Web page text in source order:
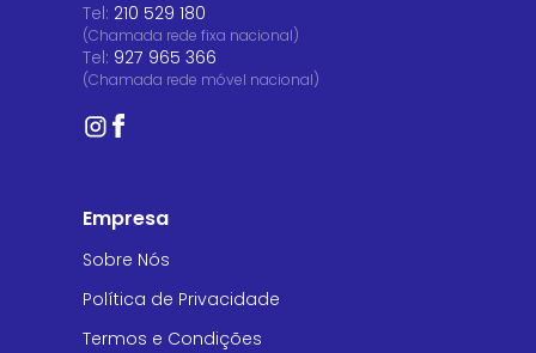
Tel: 210 529 180
(Chamada rede fixa nacional)
Tel: 927 965 366
(Chamada rede móvel nacional)
Empresa
Sobre Nós
Política de Privacidade
Termos e Condições